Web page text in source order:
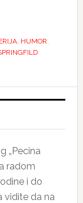
, HUMOR
„Pecina
radom
i do
vidite da na